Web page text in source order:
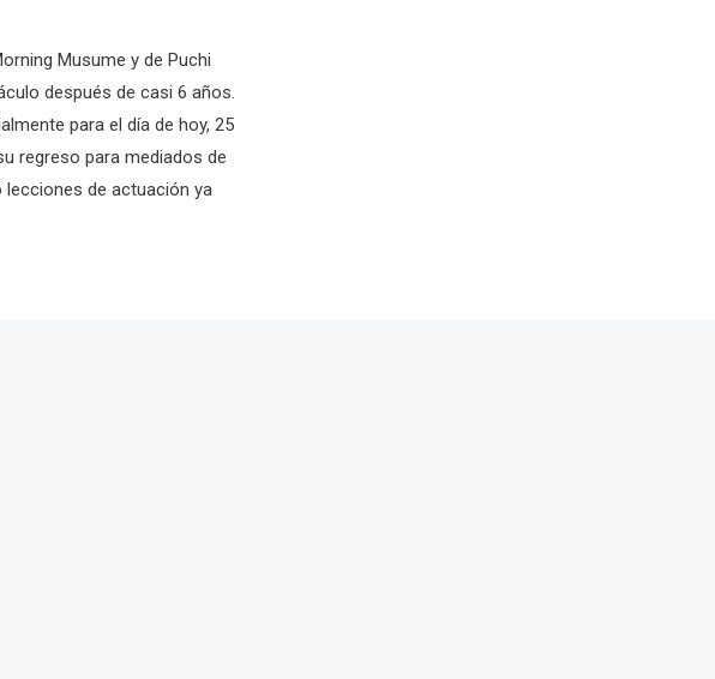
Musume y de Puchi
después de casi 6 años.
para el día de hoy, 25
regreso para mediados de
de actuación ya